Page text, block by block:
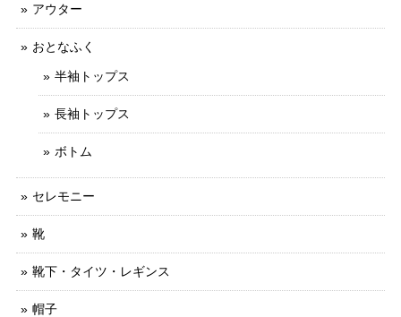
アウター
おとなふく
半袖トップス
長袖トップス
ボトム
セレモニー
靴
靴下・タイツ・レギンス
帽子